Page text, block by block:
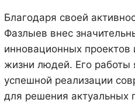
Благодаря своей
Фазлыев внес
инновационных
жизни людей. Его
успешной реализации
для решения актуальных